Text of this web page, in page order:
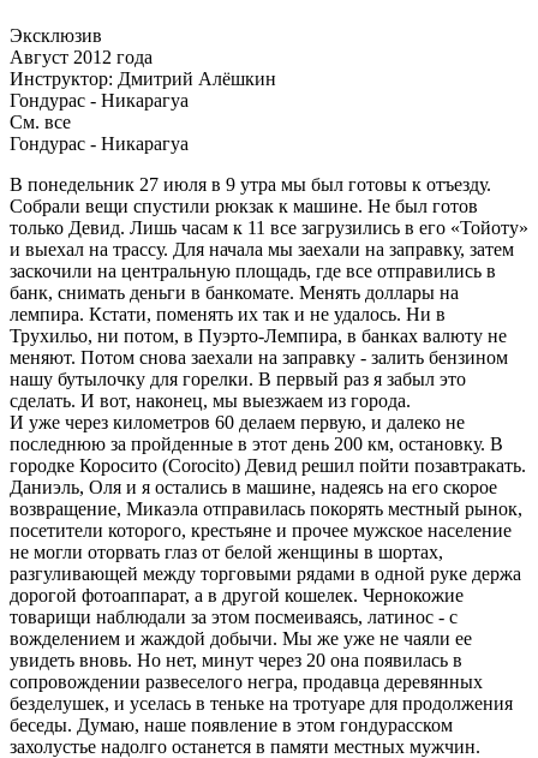
Эксклюзив
Август 2012 года
Инструктор: Дмитрий Алёшкин
Гондурас - Никарагуа
См. все
Гондурас - Никарагуа
В понедельник 27 июля в 9 утра мы был готовы к отъезду.
Собрали вещи спустили рюкзак к машине. Не был готов
только Девид. Лишь часам к 11 все загрузились в его «Тойоту»
и выехал на трассу. Для начала мы заехали на заправку, затем
заскочили на центральную площадь, где все отправились в
банк, снимать деньги в банкомате. Менять доллары на
лемпира. Кстати, поменять их так и не удалось. Ни в
Трухильо, ни потом, в Пуэрто-Лемпира, в банках валюту не
меняют. Потом снова заехали на заправку - залить бензином
нашу бутылочку для горелки. В первый раз я забыл это
сделать. И вот, наконец, мы выезжаем из города.
И уже через километров 60 делаем первую, и далеко не
последнюю за пройденные в этот день 200 км, остановку. В
городке Коросито (Corocito) Девид решил пойти позавтракать.
Даниэль, Оля и я остались в машине, надеясь на его скорое
возвращение, Микаэла отправилась покорять местный рынок,
посетители которого, крестьяне и прочее мужское население
не могли оторвать глаз от белой женщины в шортах,
разгуливающей между торговыми рядами в одной руке держа
дорогой фотоаппарат, а в другой кошелек. Чернокожие
товарищи наблюдали за этом посмеиваясь, латинос - с
вожделением и жаждой добычи. Мы же уже не чаяли ее
увидеть вновь. Но нет, минут через 20 она появилась в
сопровождении развеселого негра, продавца деревянных
безделушек, и уселась в теньке на тротуаре для продолжения
беседы. Думаю, наше появление в этом гондурасском
захолустье надолго останется в памяти местных мужчин.